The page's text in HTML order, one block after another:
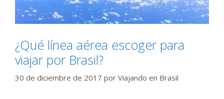
¿Qué línea aérea escoger para
viajar por Brasil?
30 de diciembre de 2017 por Viajando en Brasil